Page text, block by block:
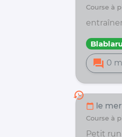
course à
forum 0
history
calendar_today le
course
Petit